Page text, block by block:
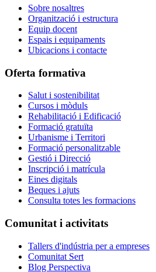
Sobre nosaltres
Organització i estructura
Equip docent
Espais i equipaments
Ubicacions i contacte
Oferta formativa
Salut i sostenibilitat
Cursos i mòduls
Rehabilitació i Edificació
Formació gratuïta
Urbanisme i Territori
Formació personalitzable
Gestió i Direcció
Inscripció i matrícula
Eines digitals
Beques i ajuts
Consulta totes les formacions
Comunitat i activitats
Tallers d'indústria per a empreses
Comunitat Sert
Blog Perspectiva